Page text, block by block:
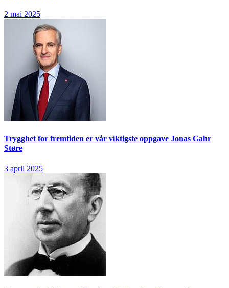
2 mai 2025
Trygghet for fremtiden er vår viktigste oppgave Jonas Gahr
Støre
3 april 2025